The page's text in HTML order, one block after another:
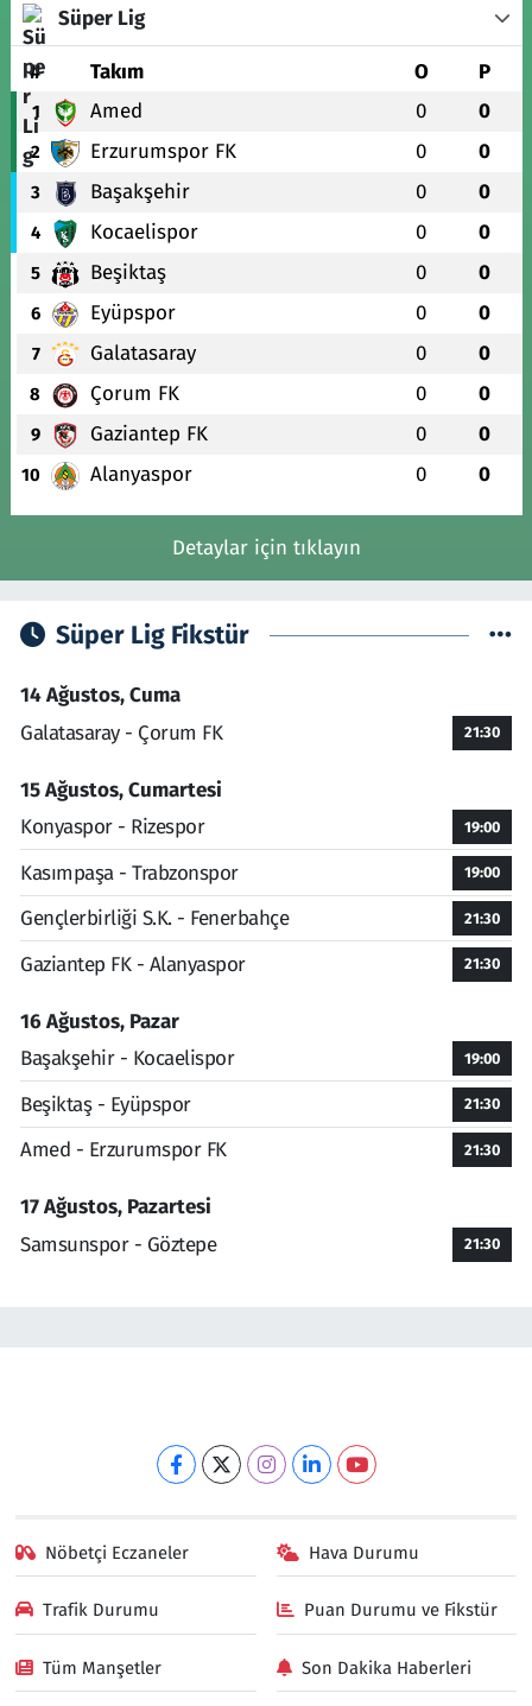
Süper Lig
# Takım O P
1 Amed 0 0
2 Erzurumspor FK 0 0
3 Başakşehir 0 0
4 Kocaelispor 0 0
5 Beşiktaş 0 0
6 Eyüpspor 0 0
7 Galatasaray 0 0
8 Çorum FK 0 0
9 Gaziantep FK 0 0
10 Alanyaspor 0 0
Detaylar için tıklayın
Süper Lig Fikstür
14 Ağustos, Cuma
Galatasaray - Çorum FK
21:30
15 Ağustos, Cumartesi
Konyaspor - Rizespor
19:00
Kasımpaşa - Trabzonspor 19:00
Gençlerbirliği S.K. - Fenerbahçe 21:30
Gaziantep FK - Alanyaspor 21:30
16 Ağustos, Pazar
Başakşehir - Kocaelispor
19:00
Beşiktaş - Eyüpspor 21:30
Amed - Erzurumspor FK 21:30
17 Ağustos, Pazartesi
Samsunspor - Göztepe
21:30
Nöbetçi Eczaneler Hava Durumu
Trafik Durumu Puan Durumu ve Fikstür
Tüm Manşetler Son Dakika Haberleri